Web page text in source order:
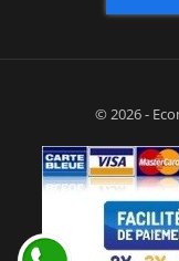
© 2026 -